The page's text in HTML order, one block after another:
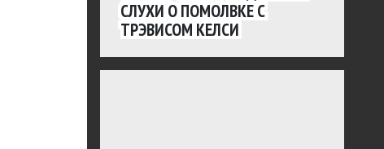
СЛУХИ О ПОМОЛВКЕ С
ТРЭВИСОМ КЕЛСИ